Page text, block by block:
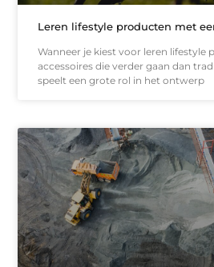
Leren lifestyle producten met
Wanneer je kiest voor leren lifestyle
accessoires die verder gaan dan
speelt een grote rol in het ontwerp